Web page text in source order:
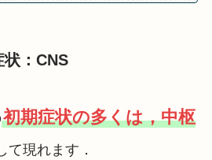
：CNS
初期症状の多くは，中枢
て現れます．